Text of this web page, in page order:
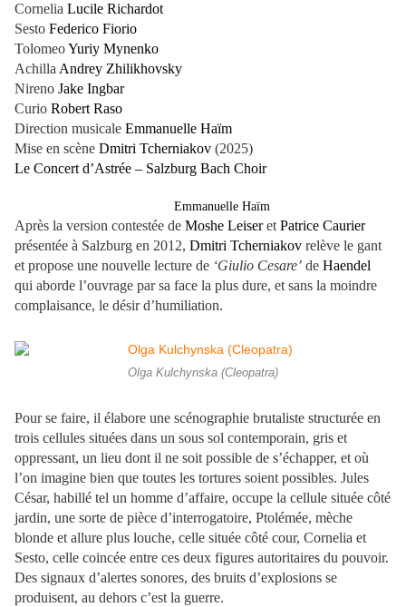
Cornelia Lucile Richardot
Sesto Federico Fiorio
TolomeoYuriy Mynenko
Achilla Andrey Zhilikhovsky
Nireno Jake Ingbar
Curio Robert Raso
Direction musicale Emmanuelle Haïm
Mise en scène Dmitri Tcherniakov (2025)
Le Concert d’Astrée – Salzburg Bach Choir
Emmanuelle Haïm
Après la version contestée de Moshe Leiseret Patrice Caurier
présentée à Salzburg en 2012, Dmitri Tcherniakov relève le gant
et propose une nouvelle lecture de ‘Giulio Cesare’ de Haendel
qui aborde l’ouvrage par sa face la plus dure, et sans la moindre
complaisance, le désir d’humiliation.
Olga Kulchynska (Cleopatra)
Pour se faire, il élabore une scénographie brutaliste structurée en
trois cellules situées dans un sous sol contemporain, gris et
oppressant, un lieu dont il ne soit possible de s’échapper, et où
l’on imagine bien que toutes les tortures soient possibles. Jules
César, habillé tel un homme d’affaire, occupe la cellule située côté
jardin, une sorte de pièce d’interrogatoire, Ptolémée, mèche
blonde et allure plus louche, celle située côté cour, Cornelia et
Sesto, celle coincée entre ces deux figures autoritaires du pouvoir.
Des signaux d’alertes sonores, des bruits d’explosions se
produisent, au dehors c’est la guerre.